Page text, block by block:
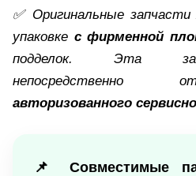
✅ Оригинальные запчасти
упаковке с фирменной
подделок. Эта
непосредственно
авторизованного
📌 Совместимые